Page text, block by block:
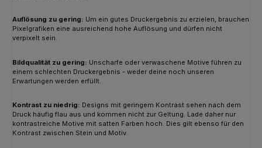
Auflösung zu gering: Um ein gutes Druckergebnis zu erzielen, brauchen
Pixelgrafiken eine ausreichend hohe Auflösung und dürfen nicht
verpixelt sein.
Bildqualität zu gering: Unscharfe oder verwaschene Motive führen zu
einem schlechten Druckergebnis - weder deine noch unseren
Erwartungen werden erfüllt.
Kontrast zu niedrig: Designs mit geringem Kontrast sehen nach dem
Druck häufig flau aus und kommen nicht zur Geltung. Lade daher nur
kontrastreiche Motive mit satten Farben hoch. Dies gilt ebenso für den
Kontrast zwischen Stein und Motiv.